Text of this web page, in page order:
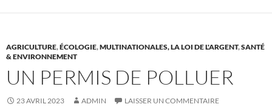
AGRICULTURE,ÉCOLOGIE,MULTINATIONALES, LA LOI DE L'ARGENT,SANTÉ
& ENVIRONNEMENT
UN PERMIS DE POLLUER
23 AVRIL 2023 ADMIN LAISSER UN COMMENTAIRE